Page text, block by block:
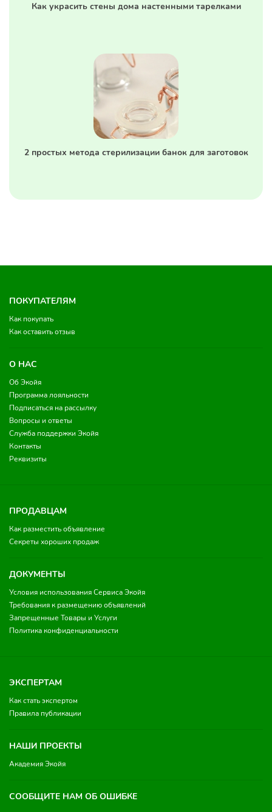
Как украсить стены дома настенными тарелками
2 простых метода стерилизации банок для заготовок
ПОКУПАТЕЛЯМ
Как покупать
Как оставить отзыв
О НАС
Об Экойя
Программа лояльности
Подписаться на рассылку
Вопросы и ответы
Служба поддержки Экойя
Контакты
Реквизиты
ПРОДАВЦАМ
Как разместить объявление
Секреты хороших продаж
ДОКУМЕНТЫ
Условия использования Сервиса Экойя
Требования к размещению объявлений
Запрещенные Товары и Услуги
Политика конфиденциальности
ЭКСПЕРТАМ
Как стать экспертом
Правила публикации
НАШИ ПРОЕКТЫ
Академия Экойя
СООБЩИТЕ НАМ ОБ ОШИБКЕ